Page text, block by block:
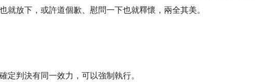
就放下，或許道個歉、慰問一下也就釋懷，兩全其美。
定判決有同一效力，可以強制執行。